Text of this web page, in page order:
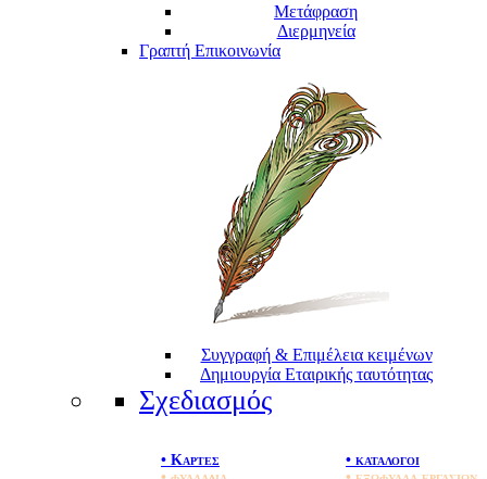
Μετάφραση
Διερμηνεία
Γραπτή Επικοινωνία
Συγγραφή & Επιμέλεια κειμένων
Δημιουργία Εταιρικής ταυτότητας
Σχεδιασμός
• Καρτες
• καταλογοι